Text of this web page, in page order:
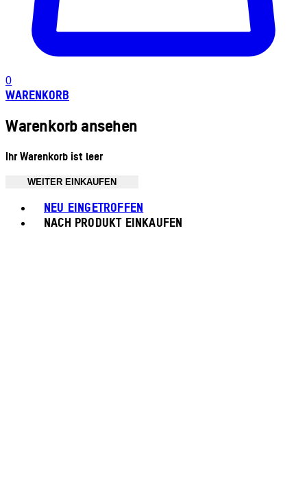
0
WARENKORB
Warenkorb ansehen
Ihr Warenkorb ist leer
WEITER EINKAUFEN
NEU EINGETROFFEN
NACH PRODUKT EINKAUFEN